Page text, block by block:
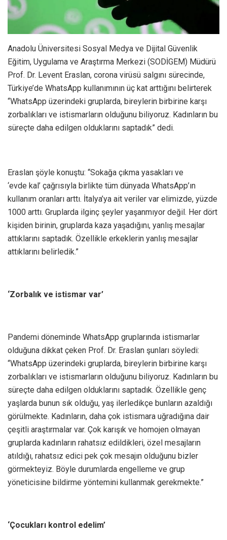
Anadolu Üniversitesi Sosyal Medya ve Dijital Güvenlik
Eğitim, Uygulama ve Araştırma Merkezi (SODİGEM) Müdürü
Prof. Dr. Levent Eraslan, corona virüsü salgını sürecinde,
Türkiye’de WhatsApp kullanımının üç kat arttığını belirterek
“WhatsApp üzerindeki gruplarda, bireylerin birbirine karşı
zorbalıkları ve istismarların olduğunu biliyoruz. Kadınların bu
süreçte daha edilgen olduklarını saptadık” dedi.
Eraslan şöyle konuştu: “Sokağa çıkma yasakları ve
‘evde kal’ çağrısıyla birlikte tüm dünyada WhatsApp’ın
kullanım oranları arttı. İtalya’ya ait veriler var elimizde, yüzde
1000 arttı. Gruplarda ilginç şeyler yaşanmıyor değil. Her dört
kişiden birinin, gruplarda kaza yaşadığını, yanlış mesajlar
attıklarını saptadık. Özellikle erkeklerin yanlış mesajlar
attıklarını belirledik.”
‘Zorbalık ve istismar var’
Pandemi döneminde WhatsApp gruplarında istismarlar
olduğuna dikkat çeken Prof. Dr. Eraslan şunları söyledi:
“WhatsApp üzerindeki gruplarda, bireylerin birbirine karşı
zorbalıkları ve istismarların olduğunu biliyoruz. Kadınların bu
süreçte daha edilgen olduklarını saptadık. Özellikle genç
yaşlarda bunun sık olduğu, yaş ilerledikçe bunların azaldığı
görülmekte. Kadınların, daha çok istismara uğradığına dair
çeşitli araştırmalar var. Çok karışık ve homojen olmayan
gruplarda kadınların rahatsız edildikleri, özel mesajların
atıldığı, rahatsız edici pek çok mesajın olduğunu bizler
görmekteyiz. Böyle durumlarda engelleme ve grup
yöneticisine bildirme yöntemini kullanmak gerekmekte.”
‘Çocukları kontrol edelim’